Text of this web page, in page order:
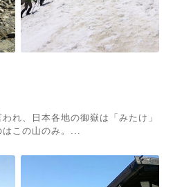
れ、日本各地の御嶽は「みたけ」
この山のみ。...